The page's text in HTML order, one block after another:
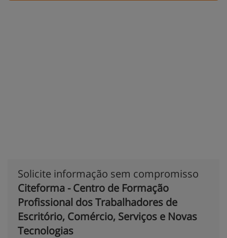
Solicite informação sem compromisso
Citeforma - Centro de Formação
Profissional dos Trabalhadores de
Escritório, Comércio, Serviços e Novas
Tecnologias